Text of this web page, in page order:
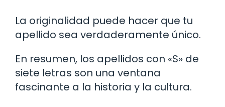
La originalidad puede hacer que tu
apellido sea verdaderamente único.
En resumen, los apellidos con «S» de
siete letras son una ventana
fascinante a la historia y la cultura.